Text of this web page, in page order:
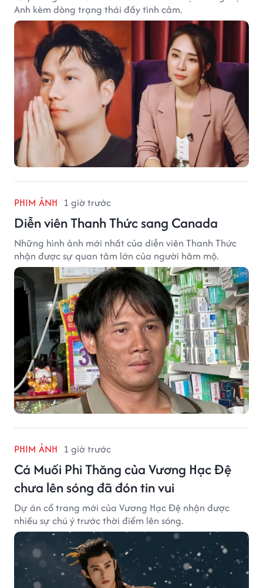
Anh kèm dòng trạng thái đầy tình cảm.
PHIM ẢNH 1 giờ trước
Diễn viên Thanh Thức sang Canada
Những hình ảnh mới nhất của diễn viên Thanh Thức
nhận được sự quan tâm lớn của người hâm mộ.
PHIM ẢNH 1 giờ trước
Cá Muối Phi Thăng của Vương Hạc Đệ
chưa lên sóng đã đón tin vui
Dự án cổ trang mới của Vương Hạc Đệ nhận được
nhiều sự chú ý trước thời điểm lên sóng.